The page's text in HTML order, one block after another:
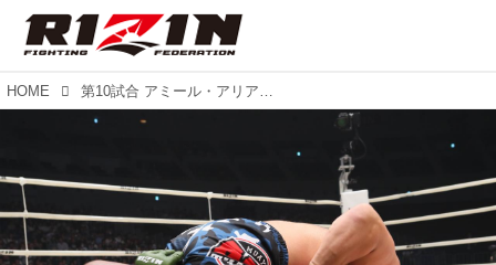
HOME 第10試合 アミール・アリアックバリvsジェロニモ・ドス・サントス（試合結果詳細）RIZIN 2017 in YOKOHAMA - SAKURA -